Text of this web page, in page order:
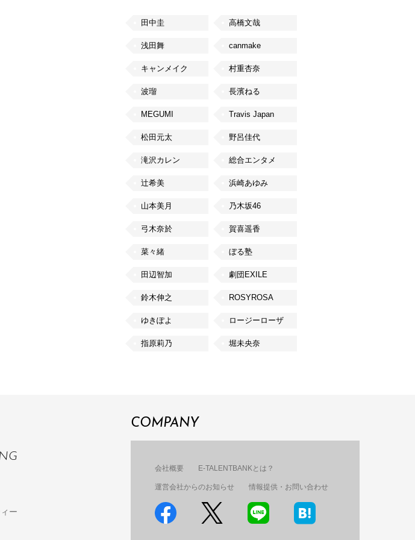
田中圭 高橋文哉
浅田舞 canmake
キャンメイク 村重杏奈
波瑠 長濱ねる
MEGUMI Travis Japan
松田元太 野呂佳代
滝沢カレン 総合エンタメ
辻希美 浜崎あゆみ
山本美月 乃木坂46
弓木奈於 賀喜遥香
菜々緒 ぼる塾
田辺智加 劇団EXILE
鈴木伸之 ROSYROSA
ゆきぽよ ロージーローザ
指原莉乃 堀未央奈
ー
COMPANY
会社概要 E-TALENTBANKとは？
運営会社からのお知らせ 情報提供・お問い合わせ